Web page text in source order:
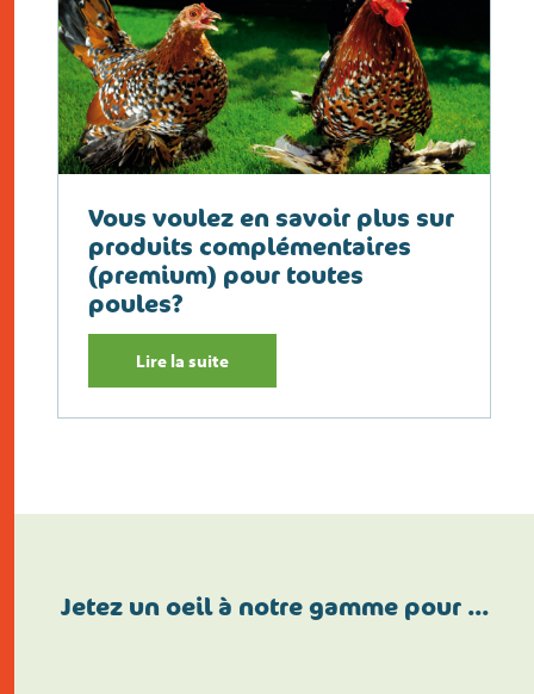
Vous voulez en savoir plus sur
produits complémentaires
(premium) pour toutes
poules?
Lire la suite
Jetez un oeil à notre gamme pour …